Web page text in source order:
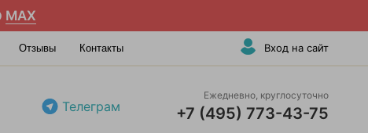
MAX
Отзывы Контакты Вход на сайт
Телеграм
Ежедневно, круглосуточно
+7 (495) 773-43-75